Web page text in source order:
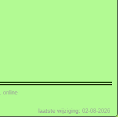
online
laatste wijziging: 02-08-2026